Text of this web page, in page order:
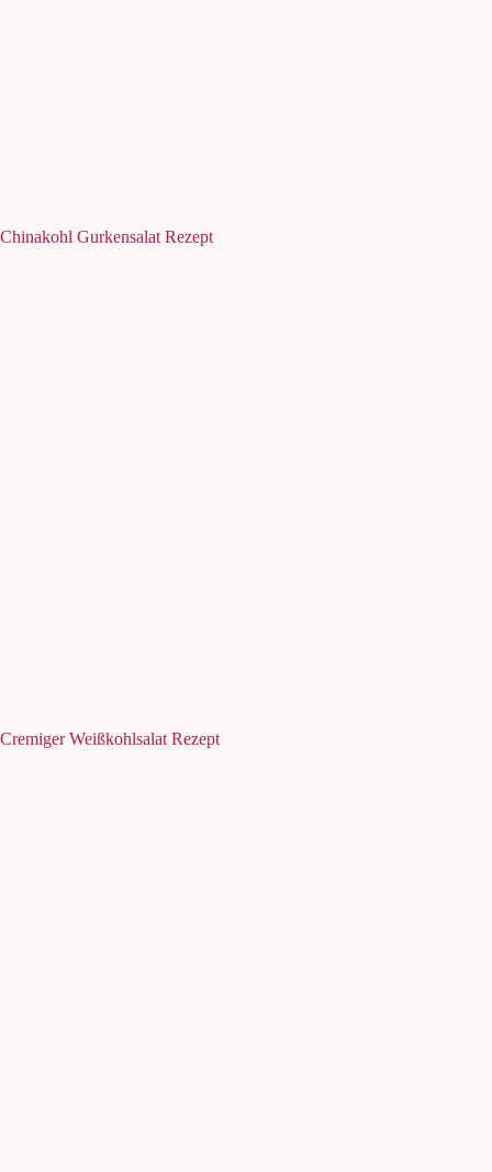
Chinakohl Gurkensalat Rezept
Cremiger Weißkohlsalat Rezept